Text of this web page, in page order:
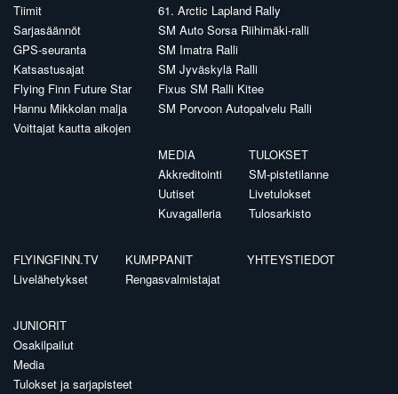
Tiimit
Sarjasäännöt
GPS-seuranta
Katsastusajat
Flying Finn Future Star
Hannu Mikkolan malja
Voittajat kautta aikojen
61. Arctic Lapland Rally
SM Auto Sorsa Riihimäki-ralli
SM Imatra Ralli
SM Jyväskylä Ralli
Fixus SM Ralli Kitee
SM Porvoon Autopalvelu Ralli
MEDIA
Akkreditointi
Uutiset
Kuvagalleria
TULOKSET
SM-pistetilanne
Livetulokset
Tulosarkisto
FLYINGFINN.TV
Livelähetykset
KUMPPANIT
Rengasvalmistajat
YHTEYSTIEDOT
JUNIORIT
Osakilpailut
Media
Tulokset ja sarjapisteet